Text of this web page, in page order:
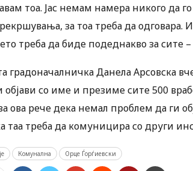
тоа. Јас немам намера никого да
за тоа треба да одговара.
треба да биде подеднакво за сите –
градоначалничка Данела Арсовска
објави со име и презиме сите 500
ова рече дека немал проблем да ги
таа треба да комуницира со други
Комунална Орце Ѓорѓиевски